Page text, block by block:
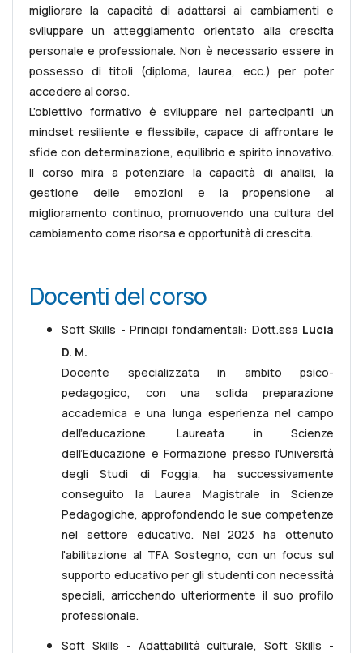
migliorare la capacità di adattarsi ai cambiamenti e
sviluppare un atteggiamento orientato alla crescita
personale e professionale. Non è necessario essere in
possesso di titoli (diploma, laurea, ecc.) per poter
accedere al corso.
L’obiettivo formativo è sviluppare nei partecipanti un
mindset resiliente e flessibile, capace di affrontare le
sfide con determinazione, equilibrio e spirito innovativo.
Il corso mira a potenziare la capacità di analisi, la
gestione delle emozioni e la propensione al
miglioramento continuo, promuovendo una cultura del
cambiamento come risorsa e opportunità di crescita.
Docenti del corso
Soft Skills - Principi fondamentali: Dott.ssa Lucia
D. M.
Docente specializzata in ambito psico-
pedagogico, con una solida preparazione
accademica e una lunga esperienza nel campo
dell'educazione. Laureata in Scienze
dell’Educazione e Formazione presso l'Università
degli Studi di Foggia, ha successivamente
conseguito la Laurea Magistrale in Scienze
Pedagogiche, approfondendo le sue competenze
nel settore educativo. Nel 2023 ha ottenuto
l'abilitazione al TFA Sostegno, con un focus sul
supporto educativo per gli studenti con necessità
speciali, arricchendo ulteriormente il suo profilo
professionale.
Soft Skills - Adattabilità culturale, Soft Skills -